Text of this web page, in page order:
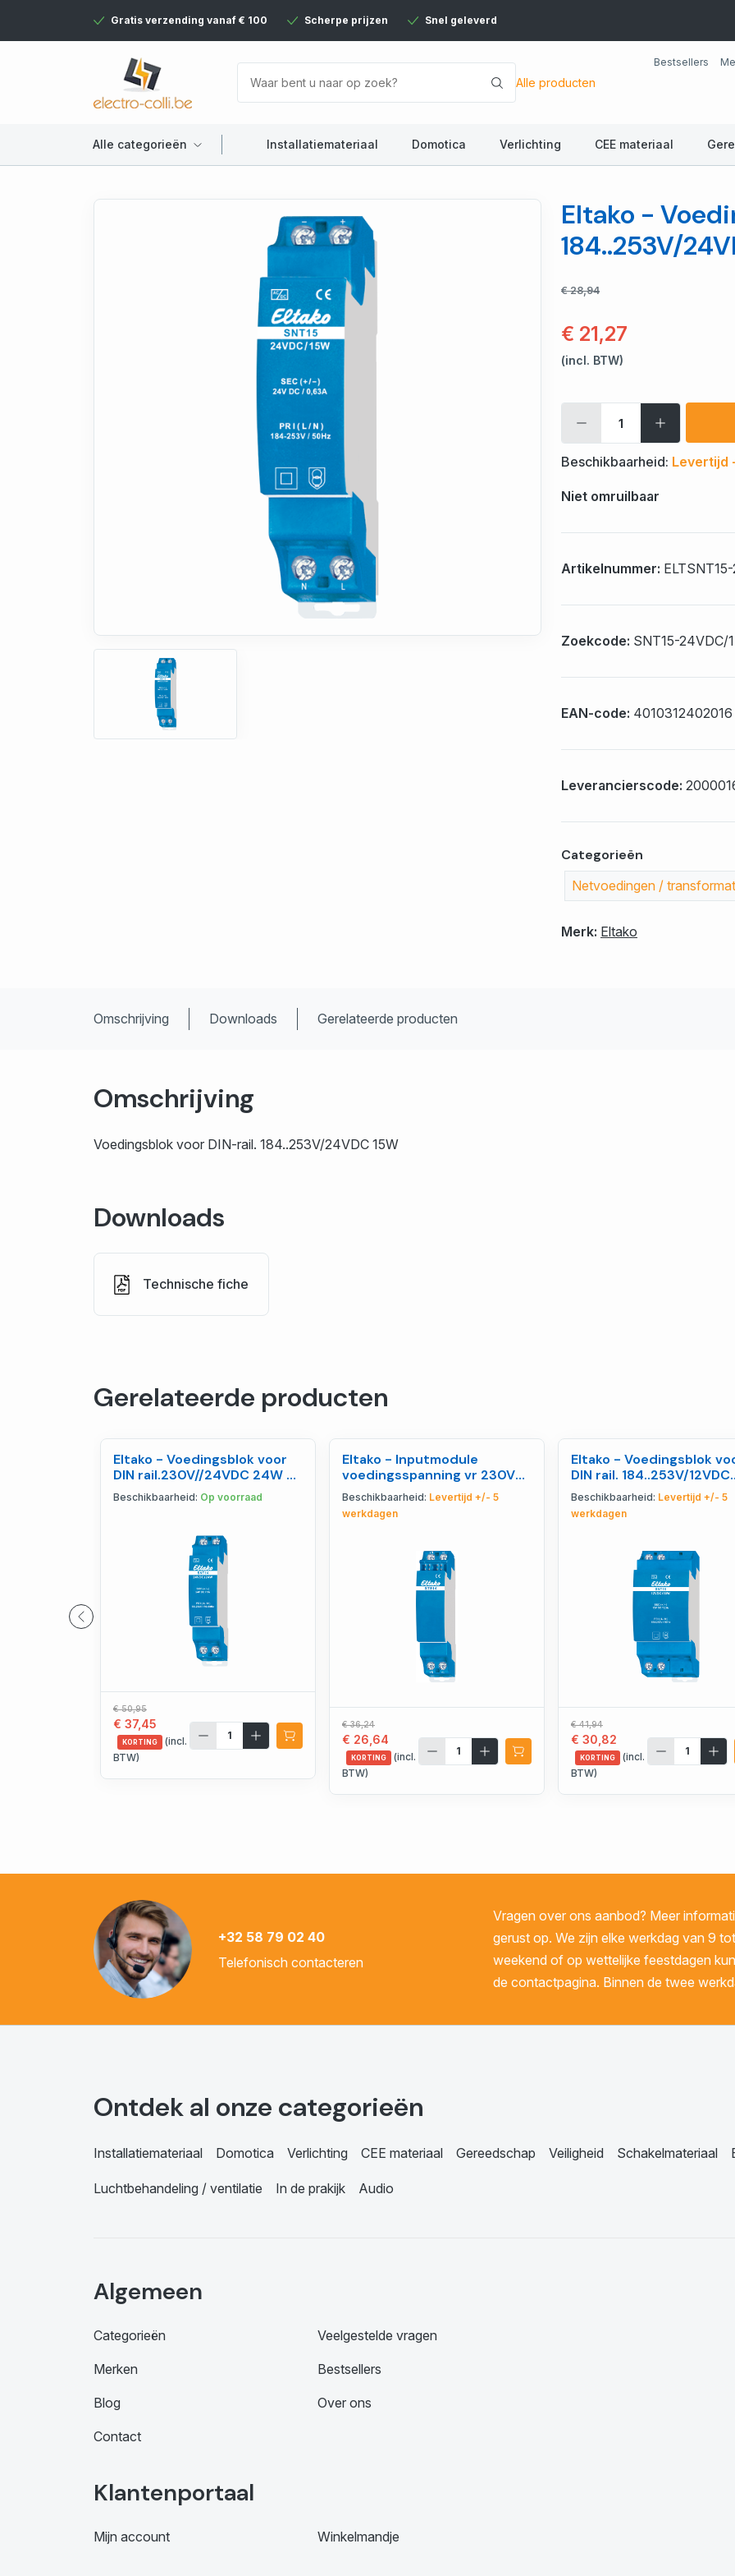
Gratis verzending vanaf € 100 Scherpe prijzen Snel geleverd
Alle producten
Bestsellers
Alle categorieën Installatiemateriaal Domotica Verlichting CEE materiaal
Eltako -
184..253V/
€ 28,94
€ 21,27
(incl. BTW)
Beschikbaarheid: Levertijd
Niet omruilbaar
Artikelnummer:
Zoekcode: SNT15-24VDC/1
EAN-code: 4010312402016
Leverancierscode:
Categorieën
Netvoedingen /
Merk: Eltako
Omschrijving Downloads Gerelateerde producten
Omschrijving
Voedingsblok voor DIN-rail. 184..253V/24VDC 15W
Downloads
Technische fiche
Gerelateerde producten
Eltako - Voedingsblok voor
DIN rail.230V//24VDC 24W -
30014032
Beschikbaarheid: Op voorraad
€ 50,95
€ 37,45
KORTING
(incl.
BTW)
Eltako - Inputmodule
voedingsspanning vr 230V
ventielmotor - 30014021
Beschikbaarheid: Levertijd +/- 5
werkdagen
€ 36,24
€ 26,64
KORTING
(incl.
BTW)
Eltako - Voedingsblok
DIN rail. 184..253V/12VDC
30W - 20000167
Beschikbaarheid: Levertijd +/- 5
werkdagen
€ 41,94
€ 30,82
KORTING
(incl.
BTW)
+32 58 79 02 40
Telefonisch contacteren
Vragen over ons aanbod? Meer
gerust op. We zijn elke werkdag van 9
weekend of op wettelijke feestdagen
de contactpagina. Binnen de twee
Ontdek al onze categorieën
Installatiemateriaal Domotica Verlichting CEE materiaal Gereedschap Veiligheid Schakelmateriaal
Luchtbehandeling / ventilatie In de prakijk Audio
Algemeen
Categorieën Veelgestelde vragen
Merken Bestsellers
Blog Over ons
Contact
Klantenportaal
Mijn account Winkelmandje